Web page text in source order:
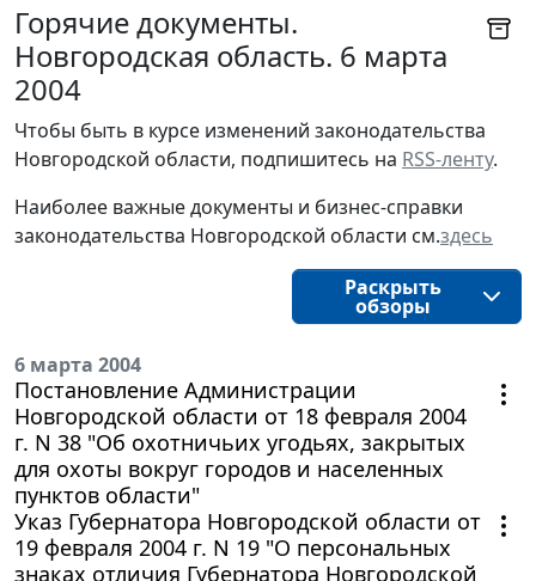
Горячие документы.
Новгородская область. 6 марта
2004
Чтобы быть в курсе изменений законодательства
Новгородской области, подпишитесь на RSS-ленту.
Наиболее важные документы и бизнес-справки
законодательства Новгородской области см.здесь
Раскрыть
обзоры
6 марта 2004
Постановление Администрации
Новгородской области от 18 февраля 2004
г. N 38 "Об охотничьих угодьях, закрытых
для охоты вокруг городов и населенных
пунктов области"
Указ Губернатора Новгородской области от
19 февраля 2004 г. N 19 "О персональных
знаках отличия Губернатора Новгородской